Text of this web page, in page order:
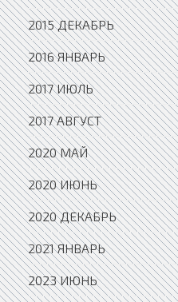
2015 ДЕКАБРЬ
2016 ЯНВАРЬ
2017 ИЮЛЬ
2017 АВГУСТ
2020 МАЙ
2020 ИЮНЬ
2020 ДЕКАБРЬ
2021 ЯНВАРЬ
2023 ИЮНЬ